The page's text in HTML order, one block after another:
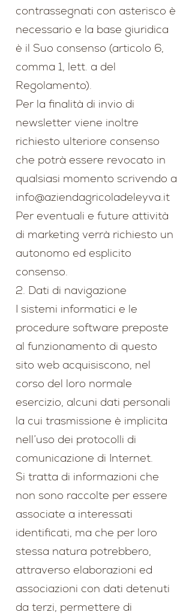
contrassegnati con asterisco è
necessario e la base giuridica
è il Suo consenso (articolo 6,
comma 1, lett. a del
Regolamento).
Per la finalità di invio di
newsletter viene inoltre
richiesto ulteriore consenso
che potrà essere revocato in
qualsiasi momento scrivendo a
info@aziendagricoladeleyva.it
Per eventuali e future attività
di marketing verrà richiesto un
autonomo ed esplicito
consenso.
2. Dati di navigazione
I sistemi informatici e le
procedure software preposte
al funzionamento di questo
sito web acquisiscono, nel
corso del loro normale
esercizio, alcuni dati personali
la cui trasmissione è implicita
nell’uso dei protocolli di
comunicazione di Internet.
Si tratta di informazioni che
non sono raccolte per essere
associate a interessati
identificati, ma che per loro
stessa natura potrebbero,
attraverso elaborazioni ed
associazioni con dati detenuti
da terzi, permettere di